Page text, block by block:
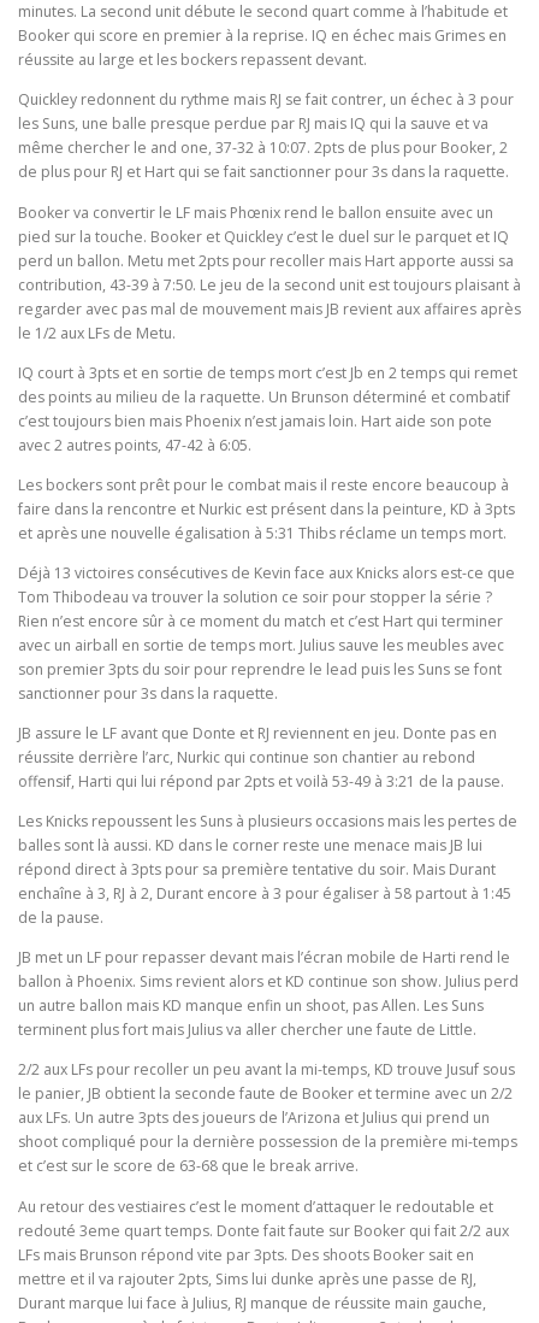
minutes. La second unit débute le second quart comme à l’habitude et
Booker qui score en premier à la reprise. IQ en échec mais Grimes en
réussite au large et les bockers repassent devant.
Quickley redonnent du rythme mais RJ se fait contrer, un échec à 3 pour
les Suns, une balle presque perdue par RJ mais IQ qui la sauve et va
même chercher le and one, 37-32 à 10:07. 2pts de plus pour Booker, 2
de plus pour RJ et Hart qui se fait sanctionner pour 3s dans la raquette.
Booker va convertir le LF mais Phœnix rend le ballon ensuite avec un
pied sur la touche. Booker et Quickley c’est le duel sur le parquet et IQ
perd un ballon. Metu met 2pts pour recoller mais Hart apporte aussi sa
contribution, 43-39 à 7:50. Le jeu de la second unit est toujours plaisant à
regarder avec pas mal de mouvement mais JB revient aux affaires après
le 1/2 aux LFs de Metu.
IQ court à 3pts et en sortie de temps mort c’est Jb en 2 temps qui remet
des points au milieu de la raquette. Un Brunson déterminé et combatif
c’est toujours bien mais Phoenix n’est jamais loin. Hart aide son pote
avec 2 autres points, 47-42 à 6:05.
Les bockers sont prêt pour le combat mais il reste encore beaucoup à
faire dans la rencontre et Nurkic est présent dans la peinture, KD à 3pts
et après une nouvelle égalisation à 5:31 Thibs réclame un temps mort.
Déjà 13 victoires consécutives de Kevin face aux Knicks alors est-ce que
Tom Thibodeau va trouver la solution ce soir pour stopper la série ?
Rien n’est encore sûr à ce moment du match et c’est Hart qui terminer
avec un airball en sortie de temps mort. Julius sauve les meubles avec
son premier 3pts du soir pour reprendre le lead puis les Suns se font
sanctionner pour 3s dans la raquette.
JB assure le LF avant que Donte et RJ reviennent en jeu. Donte pas en
réussite derrière l’arc, Nurkic qui continue son chantier au rebond
offensif, Harti qui lui répond par 2pts et voilà 53-49 à 3:21 de la pause.
Les Knicks repoussent les Suns à plusieurs occasions mais les pertes de
balles sont là aussi. KD dans le corner reste une menace mais JB lui
répond direct à 3pts pour sa première tentative du soir. Mais Durant
enchaîne à 3, RJ à 2, Durant encore à 3 pour égaliser à 58 partout à 1:45
de la pause.
JB met un LF pour repasser devant mais l’écran mobile de Harti rend le
ballon à Phoenix. Sims revient alors et KD continue son show. Julius perd
un autre ballon mais KD manque enfin un shoot, pas Allen. Les Suns
terminent plus fort mais Julius va aller chercher une faute de Little.
2/2 aux LFs pour recoller un peu avant la mi-temps, KD trouve Jusuf sous
le panier, JB obtient la seconde faute de Booker et termine avec un 2/2
aux LFs. Un autre 3pts des joueurs de l’Arizona et Julius qui prend un
shoot compliqué pour la dernière possession de la première mi-temps
et c’est sur le score de 63-68 que le break arrive.
Au retour des vestiaires c’est le moment d’attaquer le redoutable et
redouté 3eme quart temps. Donte fait faute sur Booker qui fait 2/2 aux
LFs mais Brunson répond vite par 3pts. Des shoots Booker sait en
mettre et il va rajouter 2pts, Sims lui dunke après une passe de RJ,
Durant marque lui face à Julius, RJ manque de réussite main gauche,